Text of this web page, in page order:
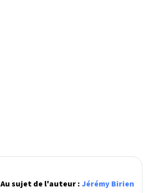
Au sujet de l'auteur : Jérémy Birien